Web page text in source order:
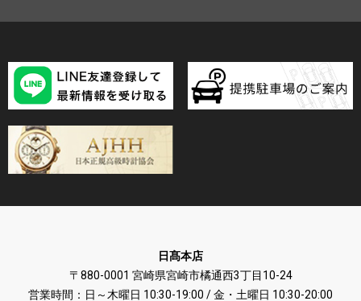
日髙本店
〒880-0001 宮崎県宮崎市橘通西3丁目10-24
営業時間：日～木曜日 10:30-19:00 / 金・土曜日 10:30-20:00